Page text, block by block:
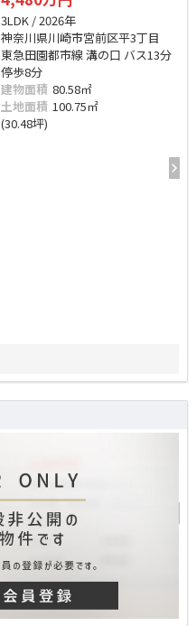
3LDK / 2026年
神奈川県川崎市宮前区平3丁目
東急田園都市線 溝の口 バス13分
停歩8分
建物面積 80.58㎡
土地面積 100.75㎡
(30.48坪)